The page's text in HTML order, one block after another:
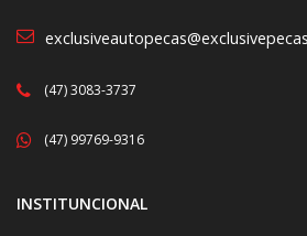
(47) 3083-3737
(47) 99769-9316
INSTITUNCIONAL